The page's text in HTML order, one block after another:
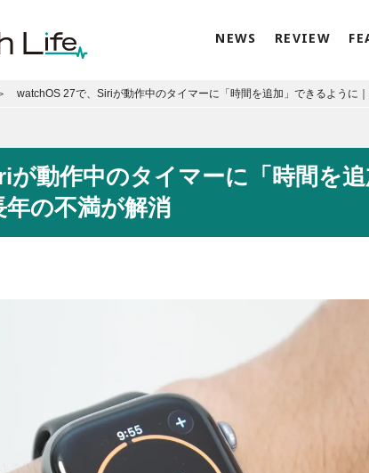
NEWS REVIEW
watchOS 27で、Siriが動作中のタイマーに「時間を追加」できるように
動作中のタイマーに「時間を
の不満が解消